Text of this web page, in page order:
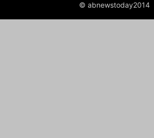
© abnewstoday2014